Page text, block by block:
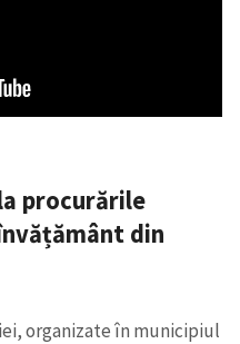
procurările
din
organizate în municipiul